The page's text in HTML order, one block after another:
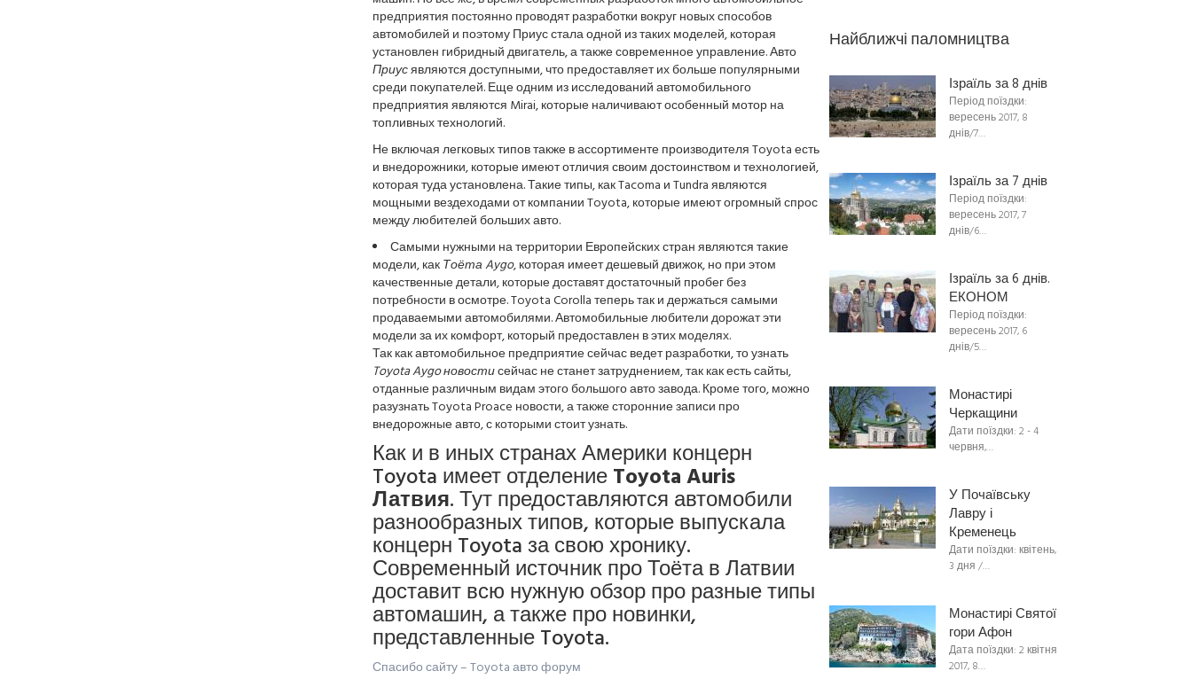
предприятия постоянно проводят разработки вокруг новых способов
автомобилей и поэтому Приус стала одной из таких моделей, которая
установлен гибридный двигатель, а также современное управление. Авто
Приусявляются доступными, что предоставляет их больше популярными
среди покупателей. Еще одним из исследований автомобильного
предприятия являются Mirai, которые наличивают особенный мотор на
топливных технологий.
Не включая легковых типов также в ассортименте производителя Toyota есть
и внедорожники, которые имеют отличия своим достоинством и технологией,
которая туда установлена. Такие типы, как Tacoma и Tundra являются
мощными вездеходами от компании Toyota, которые имеют огромный спрос
между любителей больших авто.
Самыми нужными на территории Европейских стран являются такие
модели, какТоёта Aygo, которая имеет дешевый движок, но при этом
качественные детали, которые доставят достаточный пробег без
потребности в осмотре. Toyota Corolla теперь так и держаться самыми
продаваемыми автомобилями. Автомобильные любители дорожат эти
модели за их комфорт, который предоставлен в этих моделях.
Так как автомобильное предприятие сейчас ведет разработки, то узнать
Toyota Aygo новостисейчас не станет затруднением, так как есть сайты,
отданные различным видам этого большого авто завода. Кроме того, можно
разузнать Toyota Proace новости, а также сторонние записи про
внедорожные авто, с которыми стоит узнать.
Как и в иных странах Америки концерн
Toyota имеет отделениеToyota Auris
Латвия. Тут предоставляются автомобили
разнообразных типов, которые выпускала
концерн Toyota за свою хронику.
Современный источник про Тоёта в Латвии
доставит всю нужную обзор про разные типы
автомашин, а также про новинки,
представленные Toyota.
Спасибо сайту – Toyota авто форум
Найближчі паломництва
Ізраїль за 8 днів
Період поїздки:
вересень 2017, 8
днів/7…
Ізраїль за 7 днів
Період поїздки:
вересень 2017, 7
днів/6…
Ізраїль за 6 днів.
ЕКОНОМ
Період поїздки:
вересень 2017, 6
днів/5…
Монастирі
Черкащини
Дати поїздки: 2 - 4
червня,…
У Почаївську
Лавру і
Кременець
Дати поїздки: квітень,
3 дня /…
Монастирі Святої
гори Афон
Дата поїздки: 2 квітня
2017, 8…